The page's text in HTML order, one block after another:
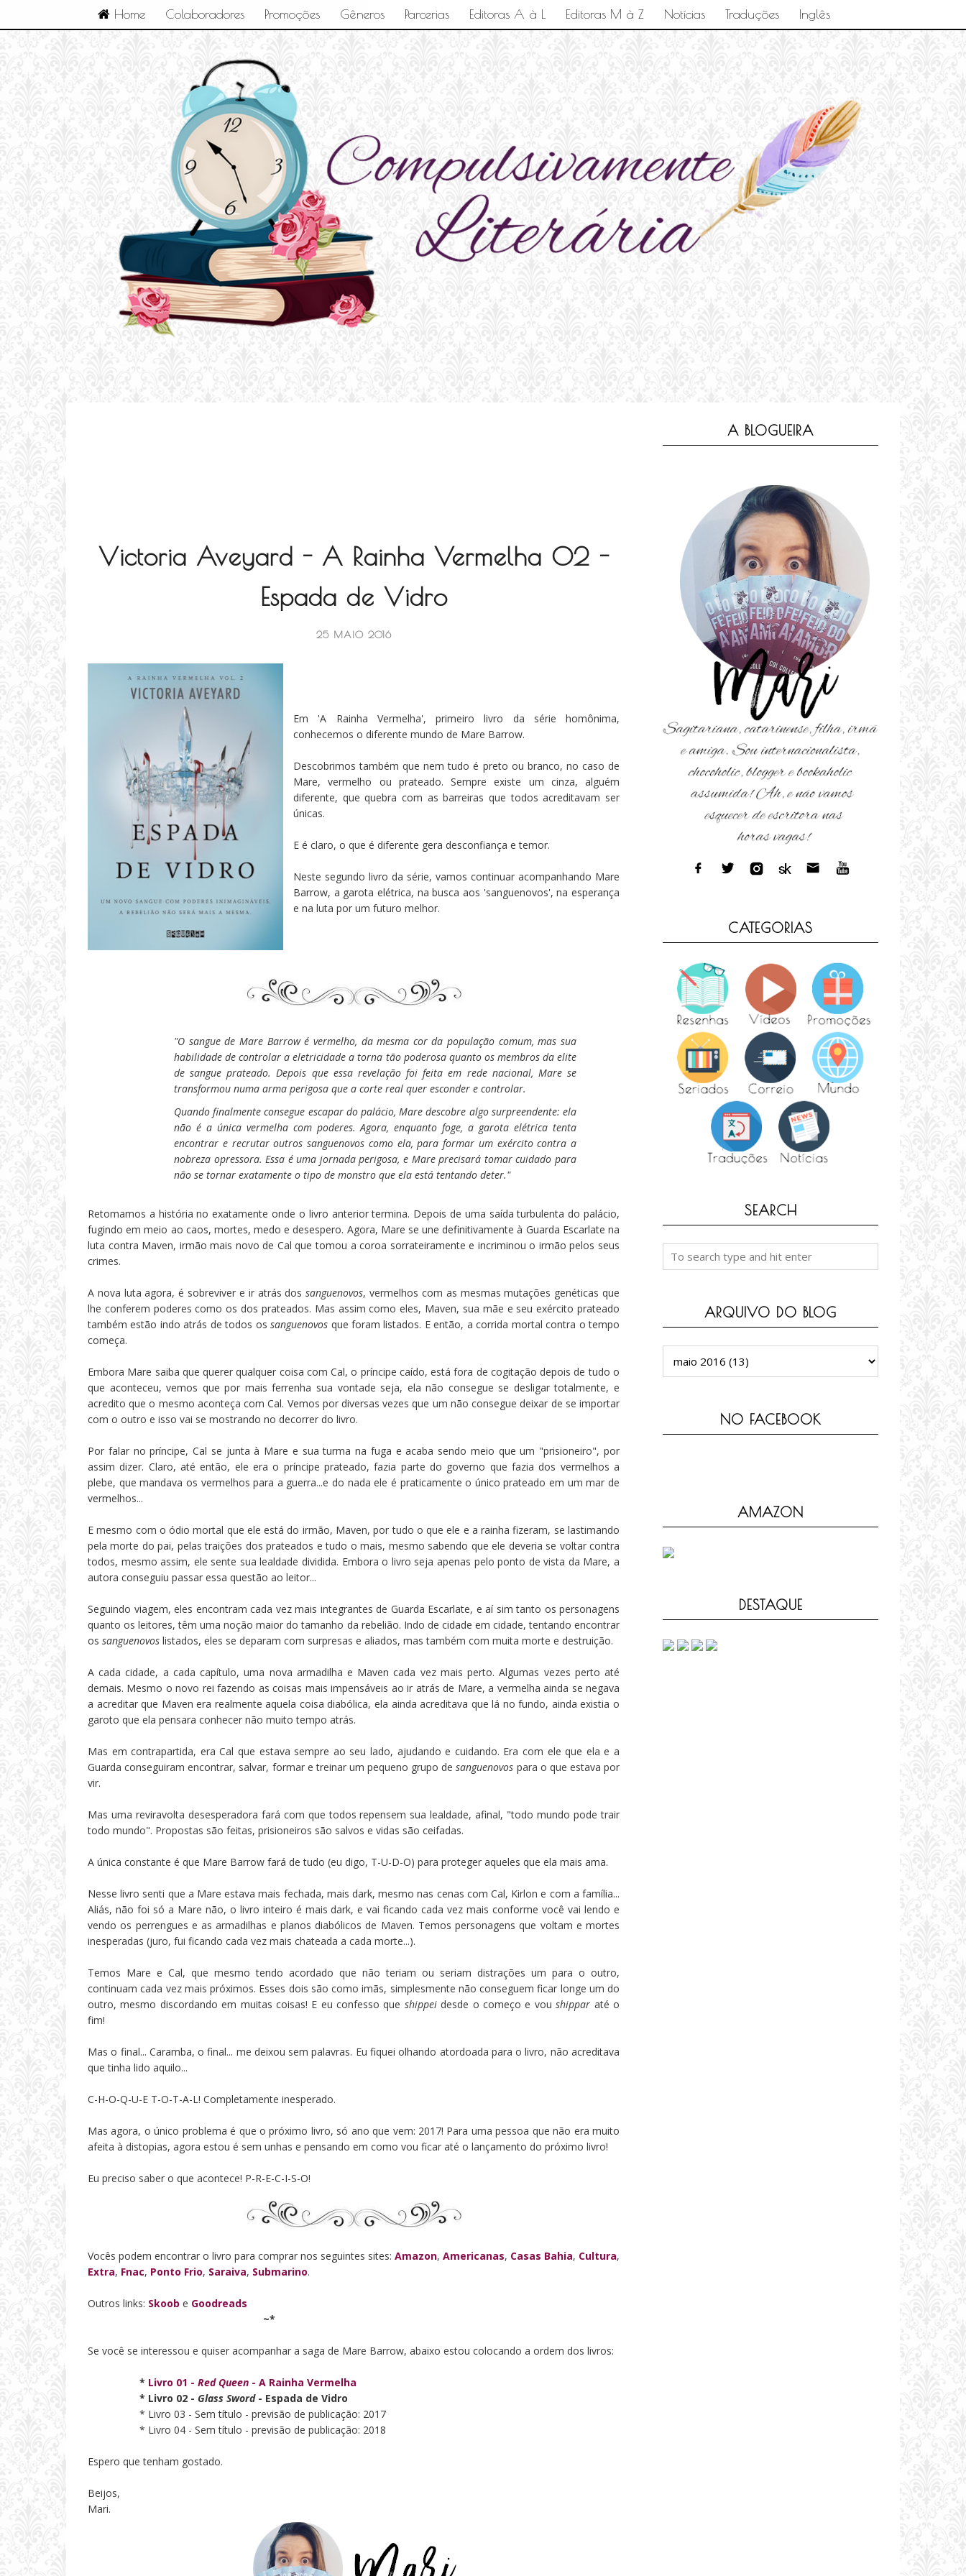
Home Colaboradores Promoções Gêneros Parcerias Editoras A à L Editoras M à Z Notícias Traduções Inglês
Victoria Aveyard - A Rainha Vermelha 02 -
Espada de Vidro
25 MAIO 2016
Em 'A Rainha Vermelha', primeiro livro da série homônima,
conhecemos o diferente mundo de Mare Barrow.
Descobrimos também que nem tudo é preto ou branco, no caso de
Mare, vermelho ou prateado. Sempre existe um cinza, alguém
diferente, que quebra com as barreiras que todos acreditavam ser
únicas.
E é claro, o que é diferente gera desconfiança e temor.
Neste segundo livro da série, vamos continuar acompanhando Mare
Barrow, a garota elétrica, na busca aos 'sanguenovos', na esperança
e na luta por um futuro melhor.
"O sangue de Mare Barrow é vermelho, da mesma cor da população comum, mas sua
habilidade de controlar a eletricidade a torna tão poderosa quanto os membros da elite
de sangue prateado. Depois que essa revelação foi feita em rede nacional, Mare se
transformou numa arma perigosa que a corte real quer esconder e controlar.
Quando finalmente consegue escapar do palácio, Mare descobre algo surpreendente: ela
não é a única vermelha com poderes. Agora, enquanto foge, a garota elétrica tenta
encontrar e recrutar outros sanguenovos como ela, para formar um exército contra a
nobreza opressora. Essa é uma jornada perigosa, e Mare precisará tomar cuidado para
não se tornar exatamente o tipo de monstro que ela está tentando deter."
Retomamos a história no exatamente onde o livro anterior termina. Depois de uma saída turbulenta do palácio,
fugindo em meio ao caos, mortes, medo e desespero. Agora, Mare se une definitivamente à Guarda Escarlate na
luta contra Maven, irmão mais novo de Cal que tomou a coroa sorrateiramente e incriminou o irmão pelos seus
crimes.
A nova luta agora, é sobreviver e ir atrás dossanguenovos, vermelhos com as mesmas mutações genéticas que
lhe conferem poderes como os dos prateados. Mas assim como eles, Maven, sua mãe e seu exército prateado
também estão indo atrás de todos ossanguenovos que foram listados. E então, a corrida mortal contra o tempo
começa.
Embora Mare saiba que querer qualquer coisa com Cal, o príncipe caído, está fora de cogitação depois de tudo o
que aconteceu, vemos que por mais ferrenha sua vontade seja, ela não consegue se desligar totalmente, e
acredito que o mesmo aconteça com Cal. Vemos por diversas vezes que um não consegue deixar de se importar
com o outro e isso vai se mostrando no decorrer do livro.
Por falar no príncipe, Cal se junta à Mare e sua turma na fuga e acaba sendo meio que um "prisioneiro", por
assim dizer. Claro, até então, ele era o príncipe prateado, fazia parte do governo que fazia dos vermelhos a
plebe, que mandava os vermelhos para a guerra...e do nada ele é praticamente o único prateado em um mar de
vermelhos...
E mesmo com o ódio mortal que ele está do irmão, Maven, por tudo o que ele e a rainha fizeram, se lastimando
pela morte do pai, pelas traições dos prateados e tudo o mais, mesmo sabendo que ele deveria se voltar contra
todos, mesmo assim, ele sente sua lealdade dividida. Embora o livro seja apenas pelo ponto de vista da Mare, a
autora conseguiu passar essa questão ao leitor...
Seguindo viagem, eles encontram cada vez mais integrantes de Guarda Escarlate, e aí sim tanto os personagens
quanto os leitores, têm uma noção maior do tamanho da rebelião. Indo de cidade em cidade, tentando encontrar
os sanguenovos listados, eles se deparam com surpresas e aliados, mas também com muita morte e destruição.
A cada cidade, a cada capítulo, uma nova armadilha e Maven cada vez mais perto. Algumas vezes perto até
demais. Mesmo o novo rei fazendo as coisas mais impensáveis ao ir atrás de Mare, a vermelha ainda se negava
a acreditar que Maven era realmente aquela coisa diabólica, ela ainda acreditava que lá no fundo, ainda existia o
garoto que ela pensara conhecer não muito tempo atrás.
Mas em contrapartida, era Cal que estava sempre ao seu lado, ajudando e cuidando. Era com ele que ela e a
Guarda conseguiram encontrar, salvar, formar e treinar um pequeno grupo desanguenovos para o que estava por
vir.
Mas uma reviravolta desesperadora fará com que todos repensem sua lealdade, afinal, "todo mundo pode trair
todo mundo". Propostas são feitas, prisioneiros são salvos e vidas são ceifadas.
A única constante é que Mare Barrow fará de tudo (eu digo, T-U-D-O) para proteger aqueles que ela mais ama.
Nesse livro senti que a Mare estava mais fechada, mais dark, mesmo nas cenas com Cal, Kirlon e com a família...
Aliás, não foi só a Mare não, o livro inteiro é mais dark, e vai ficando cada vez mais conforme você vai lendo e
vendo os perrengues e as armadilhas e planos diabólicos de Maven. Temos personagens que voltam e mortes
inesperadas (juro, fui ficando cada vez mais chateada a cada morte...).
Temos Mare e Cal, que mesmo tendo acordado que não teriam ou seriam distrações um para o outro,
continuam cada vez mais próximos. Esses dois são como imãs, simplesmente não conseguem ficar longe um do
outro, mesmo discordando em muitas coisas! E eu confesso que shippeidesde o começo e voushippar até o
fim!
Mas o final... Caramba, o final... me deixou sem palavras. Eu fiquei olhando atordoada para o livro, não acreditava
que tinha lido aquilo...
C-H-O-Q-U-E T-O-T-A-L! Completamente inesperado.
Mas agora, o único problema é que o próximo livro, só ano que vem: 2017! Para uma pessoa que não era muito
afeita à distopias, agora estou é sem unhas e pensando em como vou ficar até o lançamento do próximo livro!
Eu preciso saber o que acontece! P-R-E-C-I-S-O!
Vocês podem encontrar o livro para comprar nos seguintes sites: Amazon, Americanas, Casas Bahia, Cultura,
Extra, Fnac, Ponto Frio, Saraiva, Submarino.
Outros links: Skoob e Goodreads
~*
Se você se interessou e quiser acompanhar a saga de Mare Barrow, abaixo estou colocando a ordem dos livros:
* Livro 01 - Red Queen - A Rainha Vermelha
* Livro 02 - Glass Sword- Espada de Vidro
* Livro 03 - Sem título - previsão de publicação: 2017
* Livro 04 - Sem título - previsão de publicação: 2018
Espero que tenham gostado.
Beijos,
Mari.
A BLOGUEIRA
CATEGORIAS
SEARCH
ARQUIVO DO BLOG
NO FACEBOOK
AMAZON
DESTAQUE